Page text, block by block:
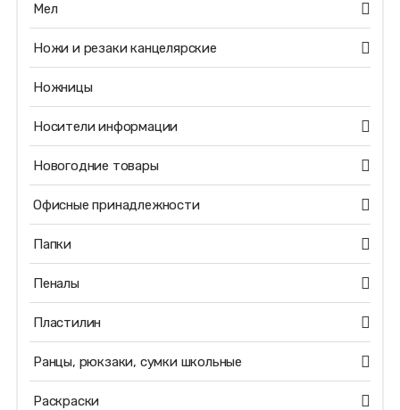
Мел
Ножи и резаки канцелярские
Ножницы
Носители информации
Новогодние товары
Офисные принадлежности
Папки
Пеналы
Пластилин
Ранцы, рюкзаки, сумки школьные
Раскраски